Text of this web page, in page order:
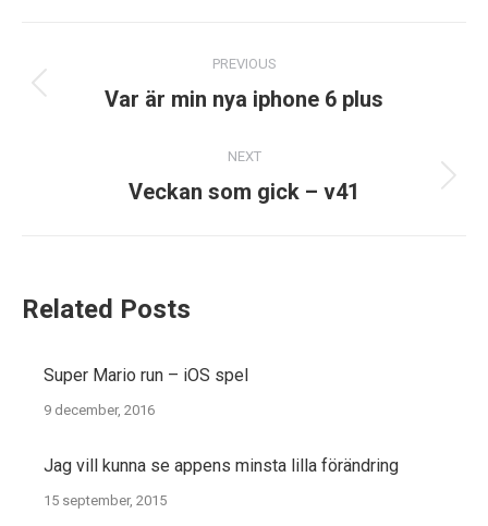
navigation
PREVIOUS
Previous
Var är min nya iphone 6 plus
NEXT
Next
Veckan som gick – v41
Related Posts
Super Mario run – iOS spel
9 december, 2016
Jag vill kunna se appens minsta lilla förändring
15 september, 2015